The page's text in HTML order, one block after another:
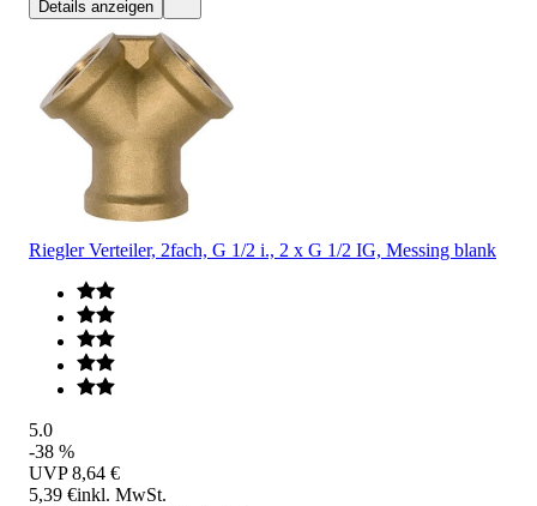
Details anzeigen
Riegler Verteiler, 2fach, G 1/2 i., 2 x G 1/2 IG, Messing blank
5.0
-38 %
UVP 8,64 €
5,39 €inkl. MwSt.